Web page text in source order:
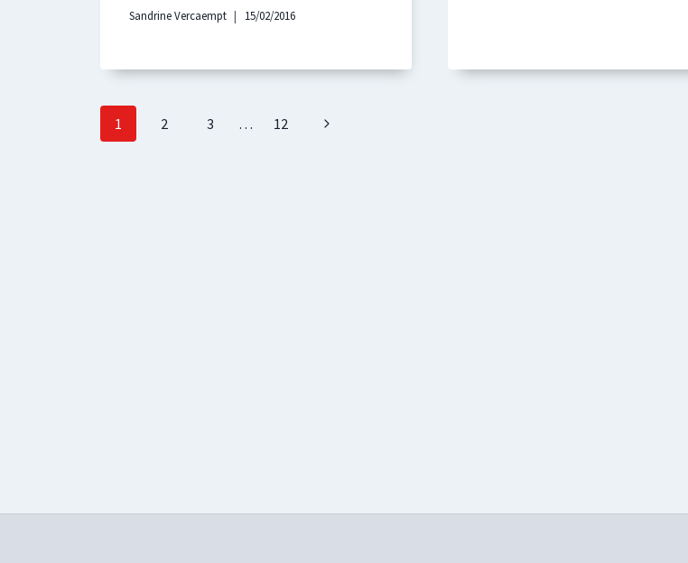
Sandrine Vercaempt 15/02/2016
Page
1 2 3 … 12
Next